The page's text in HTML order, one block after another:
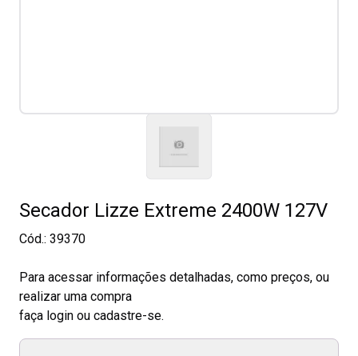
Secador Lizze Extreme 2400W 127V
Cód.: 39370
Para acessar informações detalhadas, como preços, ou
realizar uma compra
faça login ou cadastre-se.